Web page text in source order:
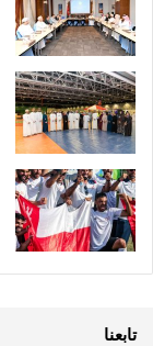
تابعنا